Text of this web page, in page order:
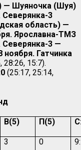
— Шуяночка (Шуя)
Северянка-3
область) —
Ярославна-ТМЗ
Северянка-3 —
ноября. Гатчинка
28:26, 15:7).
(25:17, 25:14,
В(5) П(5)
3 0